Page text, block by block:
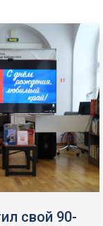
свой 90-